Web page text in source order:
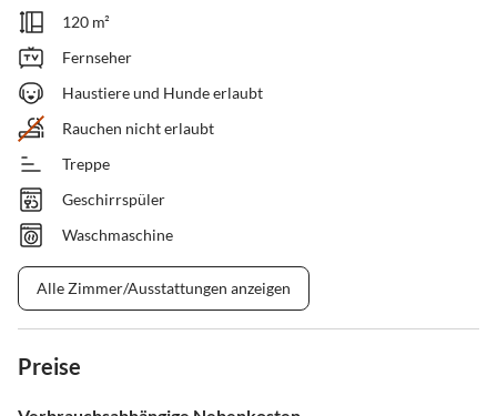
120 m²
Fernseher
Haustiere und Hunde erlaubt
Rauchen nicht erlaubt
Treppe
Geschirrspüler
Waschmaschine
Alle Zimmer/Ausstattungen anzeigen
Preise